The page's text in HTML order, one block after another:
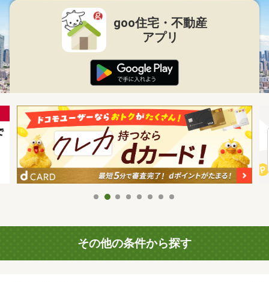
goo住宅・不動産
アプリ
その他の条件から探す